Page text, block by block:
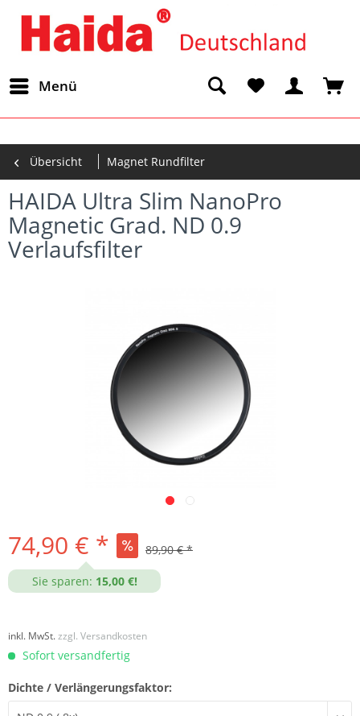
Menü
Übersicht Magnet Rundfilter
engine/Shopware/Components/Session/
engine/Shopware/Components/Session/
engine/Shopware/Components/Session/
engine/Shopware/Components/DependencyInjection/Bridge/
var/cache/production_201807181357/proxies/
engine/Shopware/Components/Session/
HAIDA Ultra Slim NanoPro
Magnetic Grad. ND 0.9
Verlaufsfilter
74,90 € * 89,90 € *
Sie sparen: 15,00 €!
inkl. MwSt.zzgl. Versandkosten
Sofort versandfertig
Dichte / Verlängerungsfaktor: